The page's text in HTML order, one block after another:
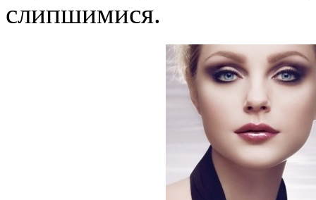
слипшимися.